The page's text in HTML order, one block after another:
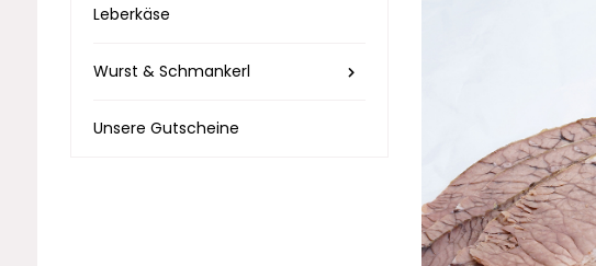
Leberkäse
Wurst & Schmankerl
Unsere Gutscheine